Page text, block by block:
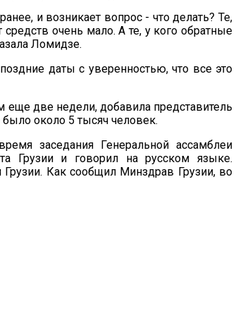
и возникает вопрос - что делать? Те,
очень мало. А те, у кого обратные
Ломидзе.
даты с уверенностью, что все это
еще две недели, добавила представитель
около 5 тысяч человек.
заседания Генеральной ассамблеи
Грузии и говорил на русском языке.
Как сообщил Минздрав Грузии, во